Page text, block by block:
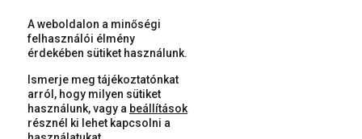
© 2026 Győr Megyei Jogú Város • Minden jog fenntartva!
A weboldalon a minőségi
felhasználói élmény
érdekében sütiket használunk.
Ismerje meg tájékoztatónkat
arról, hogy milyen sütiket
használunk, vagy a beállítások
résznél ki lehet kapcsolni a